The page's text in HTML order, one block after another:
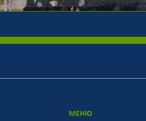
МЕНЮ